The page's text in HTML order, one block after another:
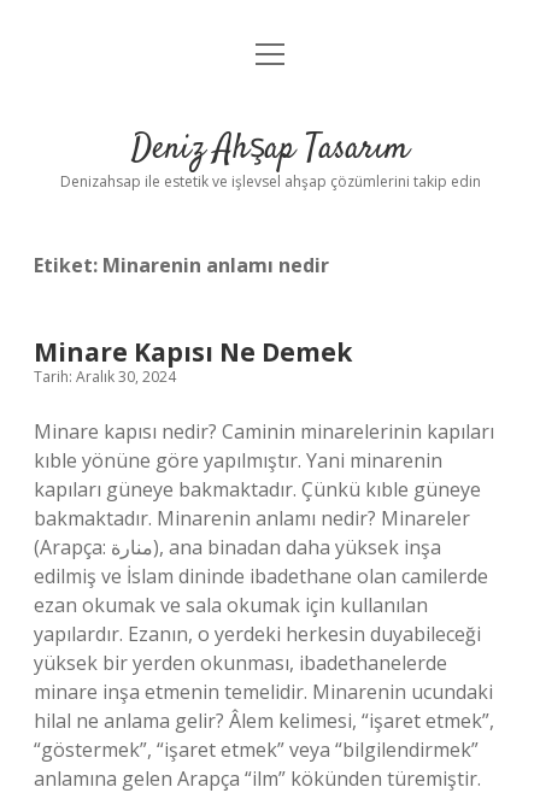
Anasayfa
Yasal Uyarı
menüyü
Deniz Ahşap Tasarım
Denizahsap ile estetik ve işlevsel ahşap çözümlerini takip edin
Etiket: Minarenin anlamı nedir
Minare Kapısı Ne Demek
Tarih: Aralık 30, 2024
Minare kapısı nedir? Caminin minarelerinin kapıları
kıble yönüne göre yapılmıştır. Yani minarenin
kapıları güneye bakmaktadır. Çünkü kıble güneye
bakmaktadır. Minarenin anlamı nedir? Minareler
(Arapça: منارة), ana binadan daha yüksek inşa
edilmiş ve İslam dininde ibadethane olan camilerde
ezan okumak ve sala okumak için kullanılan
yapılardır. Ezanın, o yerdeki herkesin duyabileceği
yüksek bir yerden okunması, ibadethanelerde
minare inşa etmenin temelidir. Minarenin ucundaki
hilal ne anlama gelir? Âlem kelimesi, “işaret etmek”,
“göstermek”, “işaret etmek” veya “bilgilendirmek”
anlamına gelen Arapça “ilm” kökünden türemiştir.